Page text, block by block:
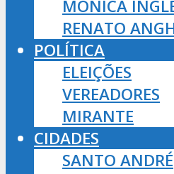
MÔNICA
RENATO
POLÍTICA
ELEIÇÕES
VEREADORES
MIRANTE
CIDADES
SANTO ANDRÉ